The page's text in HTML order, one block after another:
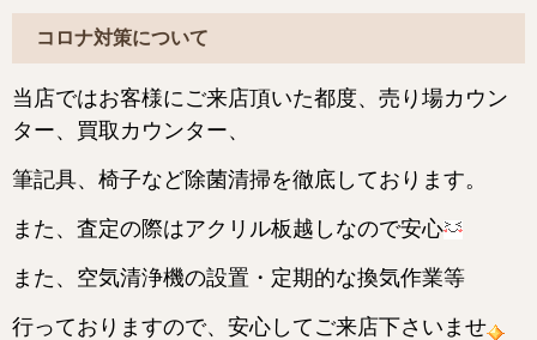
コロナ対策について
当店ではお客様にご来店頂いた都度、売り場カウン
ター、買取カウンター、
筆記具、椅子など除菌清掃を徹底しております。
また、査定の際はアクリル板越しなので安心
また、空気清浄機の設置・定期的な換気作業等
行っておりますので、安心してご来店下さいませ